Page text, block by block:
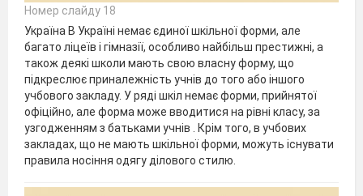
Номер слайду 18
Україна В Україні немає єдиної шкільної форми, але
багато ліцеїв і гімназії, особливо найбільш престижні, а
також деякі школи мають свою власну форму, що
підкреслює приналежність учнів до того або іншого
учбового закладу. У ряді шкіл немає форми, прийнятої
офіційно, але форма може вводитися на рівні класу, за
узгодженням з батьками учнів . Крім того, в учбових
закладах, що не мають шкільної форми, можуть існувати
правила носіння одягу ділового стилю.